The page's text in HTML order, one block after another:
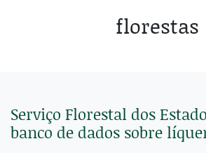
florestas
Serviço Florestal dos
banco de dados sobre